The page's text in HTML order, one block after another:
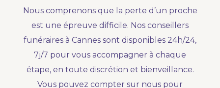
Nous comprenons que la perte d’un proche
est une épreuve difficile. Nos conseillers
funéraires à Cannes sont disponibles 24h/24,
7j/7 pour vous accompagner à chaque
étape, en toute discrétion et bienveillance.
Vous pouvez compter sur nous pour